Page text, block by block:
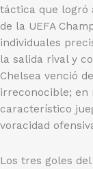
táctica que logró
de la UEFA
individuales
la salida rival y
Chelsea venció
irreconocible; en
característico
voracidad
Los tres goles